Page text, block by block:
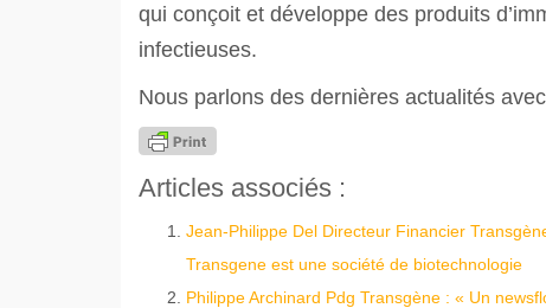
qui conçoit et développe des produits
infectieuses.
Nous parlons des dernières actualités
Articles associés :
Jean-Philippe Del Directeur Financier
Transgene est une société de biotechnologie
Philippe Archinard Pdg Transgène : « Un